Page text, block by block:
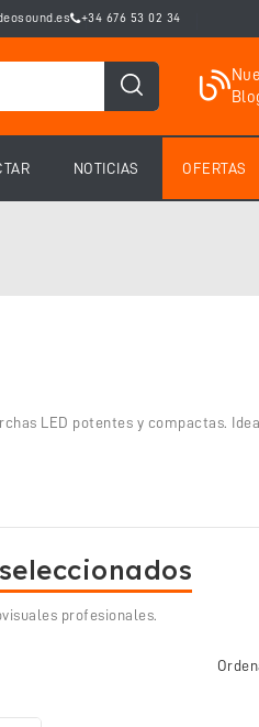
+34 676 53 02 34
NOTICIAS OFERTAS
LED potentes y compactas.
profesionales.